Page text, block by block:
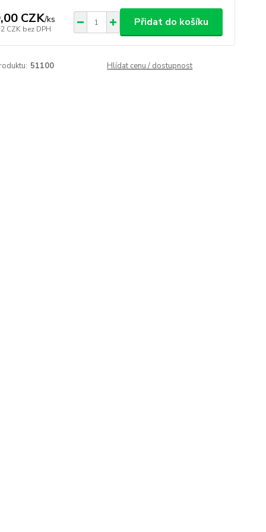
CZK/ks
CZK bez DPH
Přidat do košíku
51100 Hlídat cenu / dostupnost